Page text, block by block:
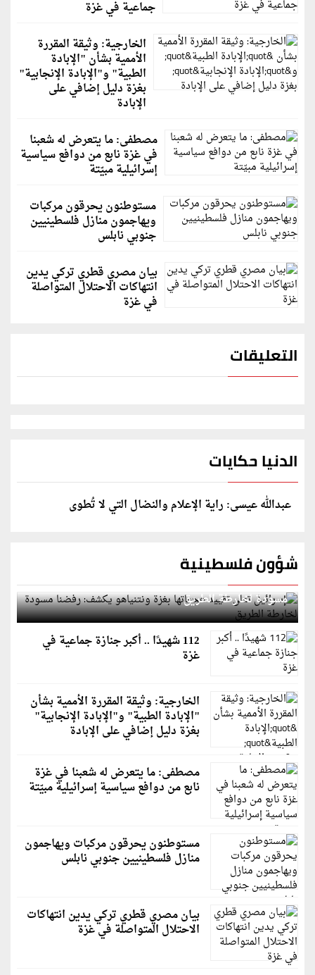
جماعية في غزة
الخارجية: وثيقة المقررة
الأممية بشأن "الإبادة
الطبية" و"الإبادة الإنجابية"
بغزة دليل إضافي على
الإبادة
مصطفى: ما يتعرض له شعبنا
في غزة نابع من دوافع سياسية
إسرائيلية مبيّتة
مستوطنون يحرقون مركبات
ويهاجمون منازل فلسطينيين
جنوبي نابلس
بيان مصري قطري تركي يدين
انتهاكات الاحتلال المتواصلة
في غزة
التعليقات
الدنيا حكايات
عبدالله عيسى: راية الإعلام والنضال التي لا تُطوى
شؤون فلسطينية
إسرائيل تعلن تقييد هجماتها بغزة ونتنياهو يكشف: رفضنا
مسودة لخارطة الطريق
112 شهيدًا .. أكبر جنازة جماعية في
غزة
الخارجية: وثيقة المقررة الأممية بشأن
"الإبادة الطبية" و"الإبادة الإنجابية"
بغزة دليل إضافي على الإبادة
مصطفى: ما يتعرض له شعبنا في غزة
نابع من دوافع سياسية إسرائيلية مبيّتة
مستوطنون يحرقون مركبات ويهاجمون
منازل فلسطينيين جنوبي نابلس
بيان مصري قطري تركي يدين انتهاكات
الاحتلال المتواصلة في غزة